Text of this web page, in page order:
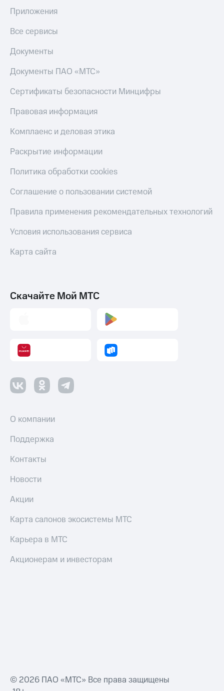
Приложения
Все сервисы
Документы
Документы ПАО «МТС»
Сертификаты безопасности Минцифры
Правовая информация
Комплаенс и деловая этика
Раскрытие информации
Политика обработки cookies
Соглашение о пользовании системой
Правила применения рекомендательных технологий
Условия использования сервиса
Карта сайта
Скачайте Мой МТС
О компании
Поддержка
Контакты
Новости
Акции
Карта салонов экосистемы МТС
Карьера в МТС
Акционерам и инвесторам
© 2026 ПАО «МТС» Все права защищены